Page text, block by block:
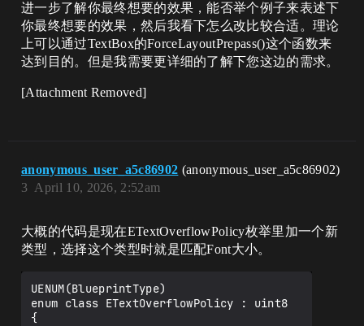
进一步了解你最终想要的效果，能否举个例子来表述下
你最终想要的效果，然后我看下怎么改比较合适。理论
上可以通过TextBox的ForceLayoutPrepass()这个函数来
达到目的。但是我需要更详细的了解下您这边的需求。
[Attachment Removed]
anonymous_user_a5c86902 (anonymous_user_a5c86902)
April 10, 2026, 2:52am
3
大概的代码是现在ETextOverflowPolicy枚举里加一个新
类型，选择这个类型时就是匹配Font大小。
UENUM(BlueprintType)
enum class ETextOverflowPolicy : uint8
{